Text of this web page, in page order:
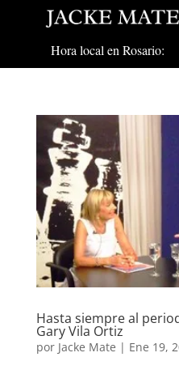
Hora local en Rosario:
Hasta siempre al
Gary Vila Ortiz
por Jacke Mate | Ene 19,